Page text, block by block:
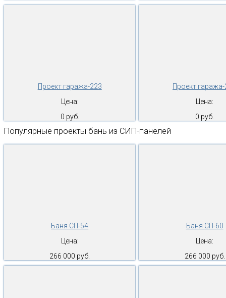
Проект гаража-223
Цена:
0 руб.
Проект
Цена:
0 руб.
Популярные проекты бань из СИП-панелей
Баня СП-54
Цена:
266 000 руб.
Баня СП-60
Цена:
266 000 руб.